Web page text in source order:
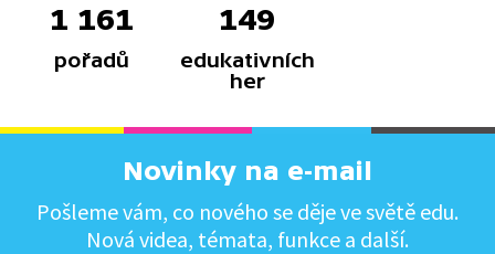
1 161
pořadů
149
edukativních
her
Novinky na e-mail
Pošleme vám, co nového se děje ve světě edu.
Nová videa, témata, funkce a další.